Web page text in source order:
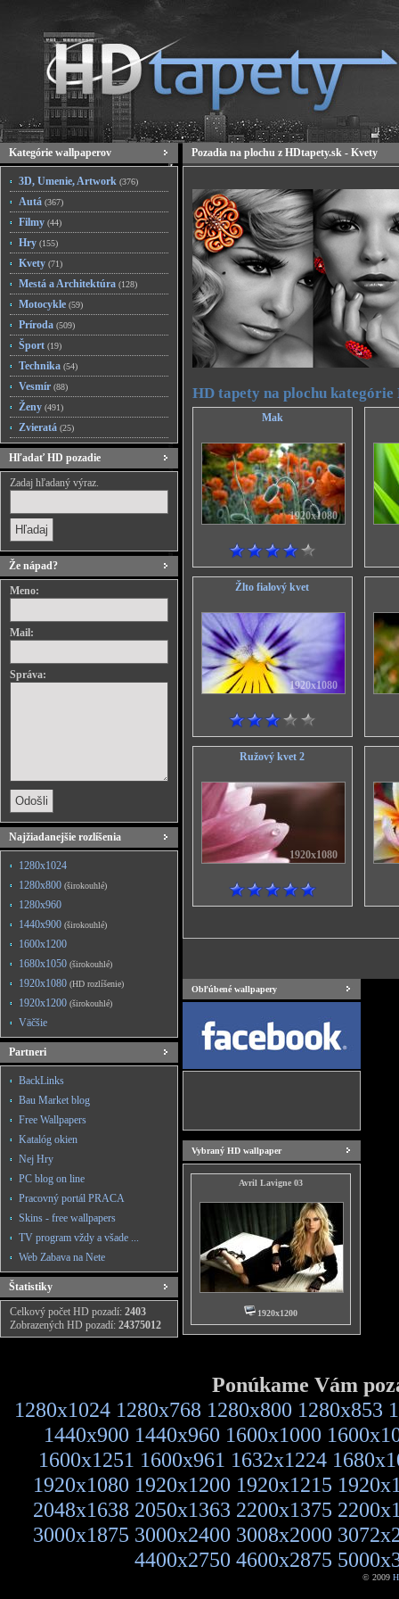
Kategórie wallpaperov
3D, Umenie, Artwork (376)
Autá (367)
Filmy (44)
Hry (155)
Kvety (71)
Mestá a Architektúra (128)
Motocykle (59)
Príroda (509)
Šport (19)
Technika (54)
Vesmír (88)
Ženy (491)
Zvieratá (25)
Hľadať HD pozadie
Zadaj hľadaný výraz.
Že nápad?
Meno:
Mail:
Správa:
Najžiadanejšie rozlíšenia
1280x1024
1280x800 (širokouhlé)
1280x960
1440x900 (širokouhlé)
1600x1200
1680x1050 (širokouhlé)
1920x1080 (HD rozlíšenie)
1920x1200 (širokouhlé)
Väčšie
Partneri
BackLinks
Bau Market blog
Free Wallpapers
Katalóg okien
Nej Hry
PC blog on line
Pracovný portál PRACA
Skins - free wallpapers
TV program vždy a všade ...
Web Zabava na Nete
Štatistiky
Celkový počet HD pozadí: 2403
Zobrazených HD pozadí: 24375012
Pozadia na plochu z HDtapety.sk - Kvety
HD tapety na plochu kategórie
Mak
1920x1080
Žlto fialový kvet
1920x1080
Ružový kvet 2
1920x1080
Obľúbené wallpapery
Vybraný HD wallpaper
Avril Lavigne 03
1920x1200
Ponúkame Vám
1280x1024 1280x768 1280x800 1280x853
1440x900 1440x960 1600x1000
1600x1251 1600x961 1632x1224
1920x1080 1920x1200 1920x1215
2048x1638 2050x1363 2200x1375
3000x1875 3000x2400 3008x2000
4400x2750 4600x2875
© 2009